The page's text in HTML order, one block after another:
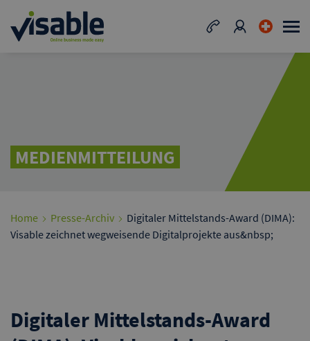
MEDIENMITTEILUNG
Home Presse-Archiv
Digitaler Mittelstands-Award (DIMA):
Visable zeichnet wegweisende Digitalprojekte aus&nbsp;
Digitaler Mittelstands-Award